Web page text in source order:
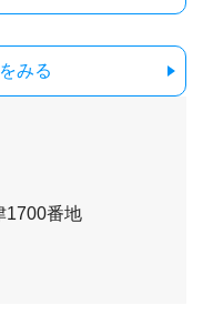
みる
1700番地